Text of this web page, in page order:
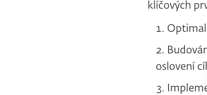
klíčových
oslovení